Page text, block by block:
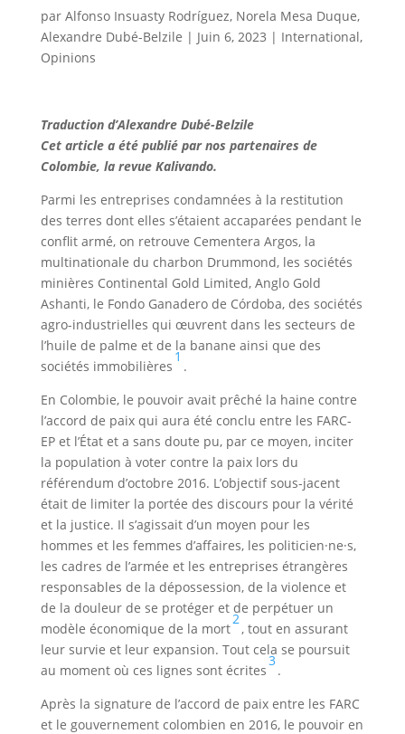
par Alfonso Insuasty Rodríguez, Norela Mesa Duque,
Alexandre Dubé-Belzile | Juin 6, 2023 | International,
Opinions
Traduction d’Alexandre Dubé-Belzile
Cet article a été publié par nos partenaires de
Colombie, la revue Kalivando.
Parmi les entreprises condamnées à la restitution
des terres dont elles s’étaient accaparées pendant le
conflit armé, on retrouve Cementera Argos, la
multinationale du charbon Drummond, les sociétés
minières Continental Gold Limited, Anglo Gold
Ashanti, le Fondo Ganadero de Córdoba, des sociétés
agro-industrielles qui œuvrent dans les secteurs de
l’huile de palme et de la banane ainsi que des
sociétés immobilières
1
.
En Colombie, le pouvoir avait prêché la haine contre
l’accord de paix qui aura été conclu entre les FARC-
EP et l’État et a sans doute pu, par ce moyen, inciter
la population à voter contre la paix lors du
référendum d’octobre 2016. L’objectif sous-jacent
était de limiter la portée des discours pour la vérité
et la justice. Il s’agissait d’un moyen pour les
hommes et les femmes d’affaires, les politicien·ne·s,
les cadres de l’armée et les entreprises étrangères
responsables de la dépossession, de la violence et
de la douleur de se protéger et de perpétuer un
modèle économique de la mort
2
, tout en assurant
leur survie et leur expansion. Tout cela se poursuit
au moment où ces lignes sont écrites
3
.
Après la signature de l’accord de paix entre les FARC
et le gouvernement colombien en 2016, le pouvoir en